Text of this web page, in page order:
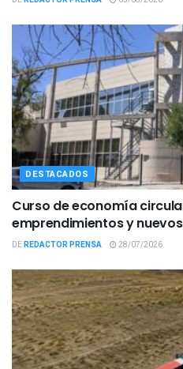
DESTACADOS
Curso de economía
emprendimientos y nuevos
DEREDACTOR PRENSA 28/07/2026